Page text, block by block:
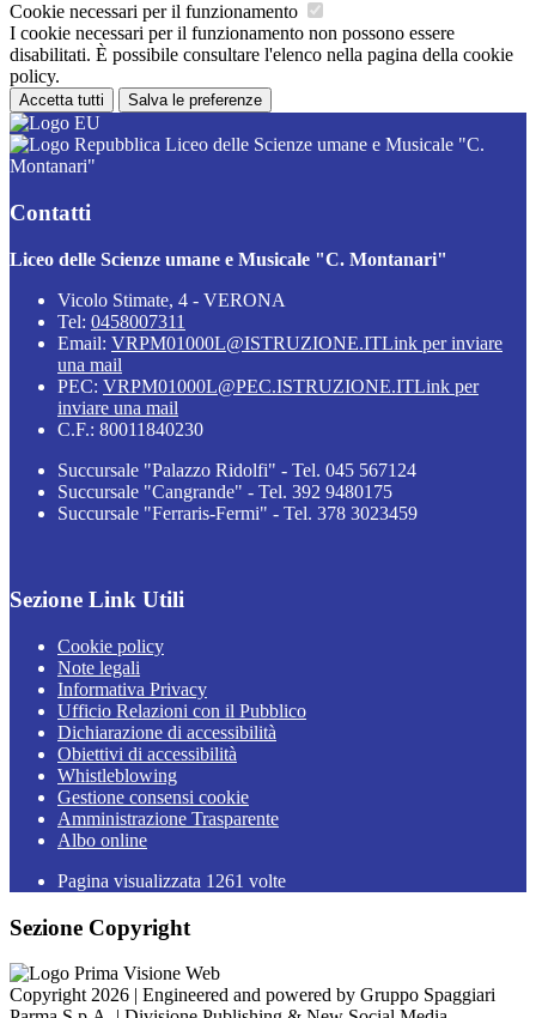
Cookie necessari per il funzionamento
I cookie necessari per il funzionamento non possono essere
disabilitati. È possibile consultare l'elenco nella pagina della cookie
policy.
Accetta tutti Salva le preferenze
Liceo delle Scienze umane e Musicale "C.
Montanari"
Contatti
Liceo delle Scienze umane e Musicale "C. Montanari"
Vicolo Stimate, 4 - VERONA
Tel: 0458007311
Email: VRPM01000L@ISTRUZIONE.ITLink per inviare
una mail
PEC: VRPM01000L@PEC.ISTRUZIONE.ITLink per
inviare una mail
C.F.: 80011840230
Succursale "Palazzo Ridolfi" - Tel. 045 567124
Succursale "Cangrande" - Tel. 392 9480175
Succursale "Ferraris-Fermi" - Tel. 378 3023459
Sezione Link Utili
Cookie policy
Note legali
Informativa Privacy
Ufficio Relazioni con il Pubblico
Dichiarazione di accessibilità
Obiettivi di accessibilità
Whistleblowing
Gestione consensi cookie
Amministrazione Trasparente
Albo online
Pagina visualizzata 1261 volte
Sezione Copyright
Copyright 2026 | Engineered and powered by Gruppo Spaggiari